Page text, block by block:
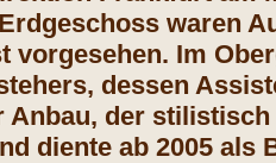
waren
vorgesehen. Im
dessen
Anbau, der
diente ab 2005 als